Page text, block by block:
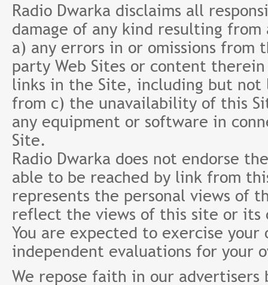
Radio Dwarka disclaims all
damage of any kind resulting
a) any errors in or omissions
party Web Sites or content
links in the Site, including but
from c) the unavailability of this
any equipment or software in
Site.
Radio Dwarka does not endorse
able to be reached by link from
represents the personal views of
reflect the views of this site or its
You are expected to exercise
independent evaluations for your
We repose faith in our